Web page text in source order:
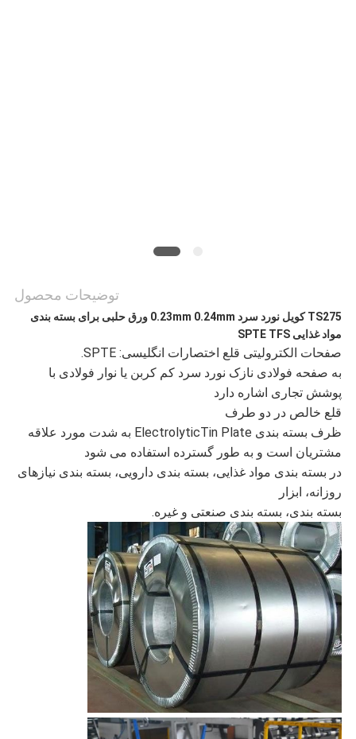
سیاست
حفظ
حریم
خصوصی
توضیحات محصول
TS275 کویل نورد سرد 0.23mm 0.24mm ورق حلبی برای بسته بندی
مواد غذایی SPTE TFS
صفحات الکترولیتی قلع اختصارات انگلیسی: SPTE.
به صفحه فولادی نازک نورد سرد کم کربن یا نوار فولادی با
پوشش تجاری اشاره دارد
قلع خالص در دو طرف
ظرف بسته بندی ElectrolyticTin Plate به شدت مورد علاقه
مشتریان است و به طور گسترده استفاده می شود
در بسته بندی مواد غذایی، بسته بندی دارویی، بسته بندی نیازهای
روزانه، ابزار
بسته بندی، بسته بندی صنعتی و غیره.